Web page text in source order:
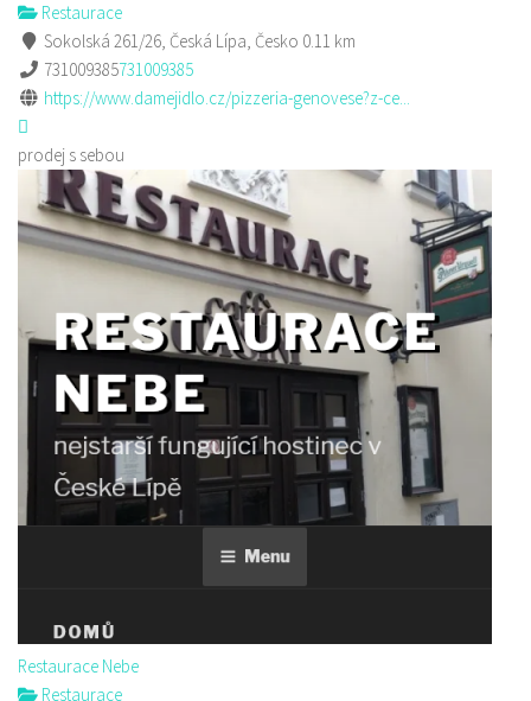
Restaurace
Sokolská 261/26, Česká Lípa, Česko 0.11 km
731009385731009385
https://www.damejidlo.cz/pizzeria-genovese?z-ce...
prodej s sebou
Restaurace Nebe
Restaurace